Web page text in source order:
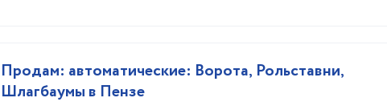
Продам: автоматические: Ворота, Рольставни,
Шлагбаумы в Пензе